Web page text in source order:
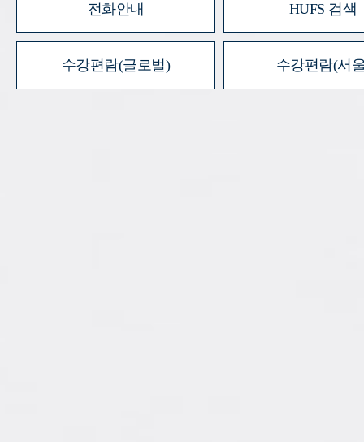
전화안내 HUFS 검색
수강편람(글로벌) 수강편람(서